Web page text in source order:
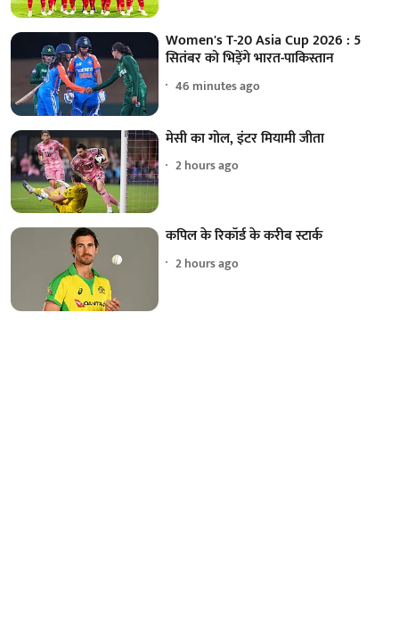
Women's T-20 Asia Cup 2026 : 5
सितंबर को भिड़ेंगे भारत-पाकिस्तान
46 minutes ago
मेसी का गोल, इंटर मियामी जीता
2 hours ago
कपिल के रिकॉर्ड के करीब स्टार्क
2 hours ago